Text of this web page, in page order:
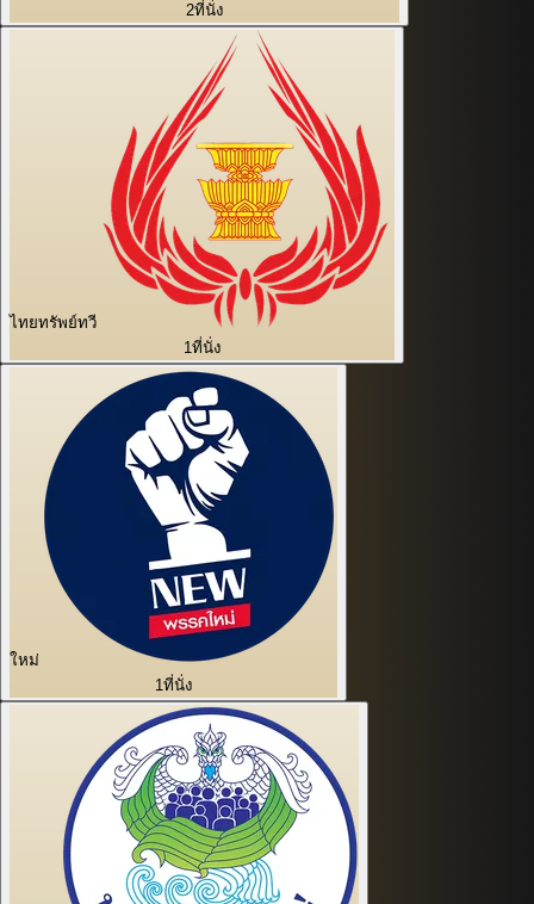
2ที่นั่ง
ไทยทรัพย์ทวี
1ที่นั่ง
ใหม่
1ที่นั่ง